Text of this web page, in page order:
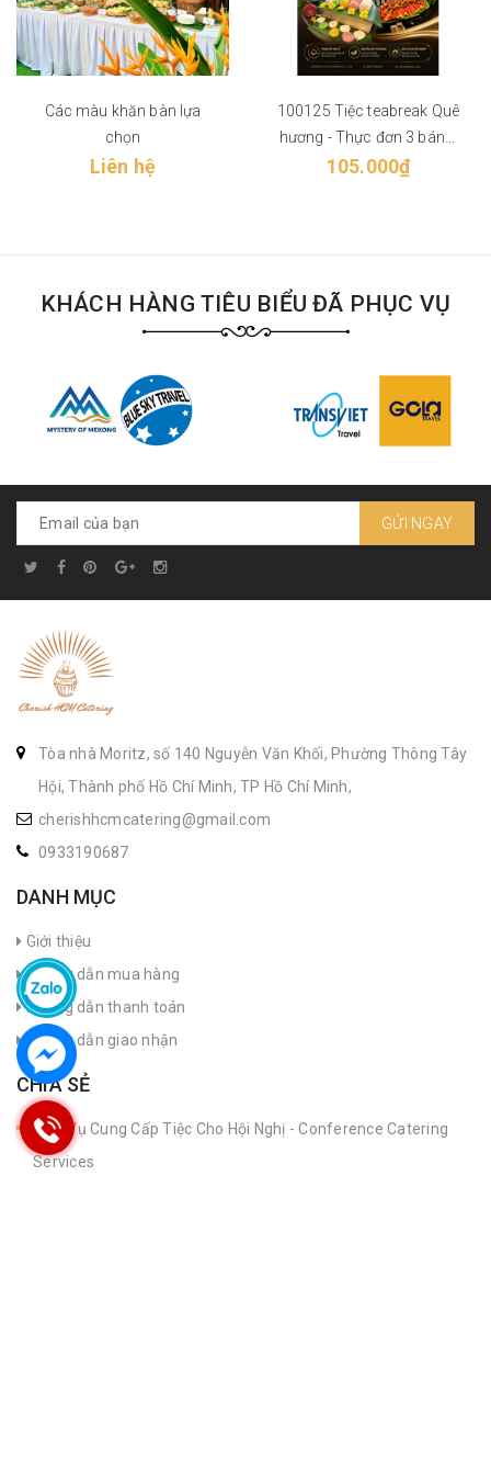
Các màu khăn bàn lựa
chọn
Liên hệ
100125 Tiệc teabreak Quê
hương - Thực đơn 3 bánh,
Trái cây
105.000₫
KHÁCH HÀNG TIÊU BIỂU ĐÃ PHỤC VỤ
GỬI NGAY
Tòa nhà Moritz, số 140 Nguyễn Văn Khối, Phường Thông Tây
Hội, Thành phố Hồ Chí Minh, TP Hồ Chí Minh,
cherishhcmcatering@gmail.com
0933190687
DANH MỤC
Giới thiệu
Hướng dẫn mua hàng
Hướng dẫn thanh toán
Hướng dẫn giao nhận
CHIA SẺ
Dịch Vụ Cung Cấp Tiệc Cho Hội Nghị - Conference Catering
Services